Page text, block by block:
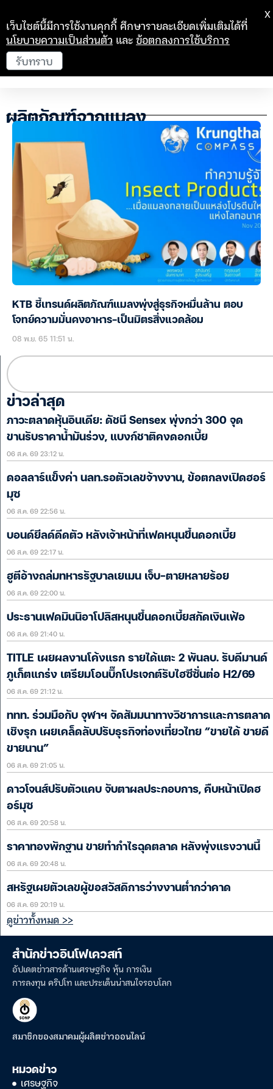
ผลิตภัณฑ์จากแมลง
KTB ชี้เทรนด์ผลิตภัณฑ์แมลงพุ่งสู่ธุรกิจหมื่นล้าน ตอบ
โจทย์ความมั่นคงอาหาร-เป็นมิตรสิ่งแวดล้อม
08 พ.ย. 65 11:51 น.
ข่าวล่าสุด
ภาวะตลาดหุ้นอินเดีย: ดัชนี Sensex พุ่งกว่า 300 จุด
ขานรับราคาน้ำมันร่วง, แบงก์ชาติคงดอกเบี้ย
06 ส.ค. 69 23:12 น.
ดอลลาร์แข็งค่า นลท.รอตัวเลขจ้างงาน, ข้อตกลงเปิดฮอร์
มุซ
06 ส.ค. 69 22:56 น.
บอนด์ยีลด์ดีดตัว หลังเจ้าหน้าที่เฟดหนุนขึ้นดอกเบี้ย
06 ส.ค. 69 22:17 น.
ฮูตีอ้างถล่มทหารรัฐบาลเยเมน เจ็บ-ตายหลายร้อย
06 ส.ค. 69 22:00 น.
ประธานเฟดมินนิอาโปลิสหนุนขึ้นดอกเบี้ยสกัดเงินเฟ้อ
06 ส.ค. 69 21:40 น.
TITLE เผยผลงานโค้งแรก รายได้แตะ 2 พันลบ. รับดีมานด์
ภูเก็ตแกร่ง เตรียมโอนบิ๊กโปรเจกต์รับไฮซีซั่นต่อ H2/69
06 ส.ค. 69 21:12 น.
ททท. ร่วมมือกับ จุฬาฯ จัดสัมมนาทางวิชาการและการตลาด
เชิงรุก เผยเคล็ดลับปรับธุรกิจท่องเที่ยวไทย “ขายได้ ขายดี
ขายนาน”
06 ส.ค. 69 21:05 น.
ดาวโจนส์ปรับตัวแคบ จับตาผลประกอบการ, คืบหน้าเปิดฮ
อร์มุซ
06 ส.ค. 69 20:58 น.
ราคาทองพักฐาน ขายทำกำไรฉุดตลาด หลังพุ่งแรงวานนี้
06 ส.ค. 69 20:48 น.
สหรัฐเผยตัวเลขผู้ขอสวัสดิการว่างงานต่ำกว่าคาด
06 ส.ค. 69 20:19 น.
ดูข่าวทั้งหมด >>
สำนักข่าวอินโฟเควสท์
อัปเดตข่าวสารด้านเศรษฐกิจ หุ้น การเงิน
การลงทุน คริปโท และประเด็นน่าสนใจรอบโลก
สมาชิกของสมาคมผู้ผลิตข่าวออนไลน์
หมวดข่าว
เศรษฐกิจ
เว็บไซต์นี้มีการใช้งานคุกกี้ ศึกษารายละเอียดเพิ่มเติมได้ที่
นโยบายความเป็นส่วนตัว และข้อตกลงการใช้บริการ
รับทราบ
X